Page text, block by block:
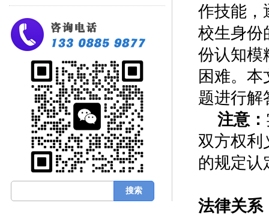
作技能，
校生身份
份认知模
困难。
题进行解
注意：
双方权利
的规定认
法律关系